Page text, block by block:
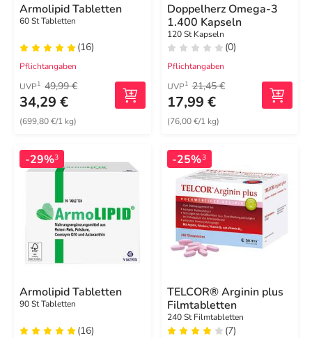
Armolipid Tabletten
60 St Tabletten
(16)
Pflichtangaben
UVP1 49,99 €
34,29 €
(699,80 €/1 kg)
Doppelherz Omega-3
1.400 Kapseln
120 St Kapseln
(0)
Pflichtangaben
UVP1 21,45 €
17,99 €
(76,00 €/1 kg)
-29%3
Armolipid Tabletten
90 St Tabletten
(16)
-25%3
TELCOR® Arginin plus
Filmtabletten
240 St Filmtabletten
(7)